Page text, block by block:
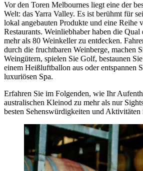
Vor den Toren Melbournes liegt eine der
Welt: das Yarra Valley. Es ist berühmt für
lokal angebauten Produkte und eine Reihe
Restaurants. Weinliebhaber haben die
mehr als 80 Weinkeller zu entdecken.
durch die fruchtbaren Weinberge, machen
Weingütern, spielen Sie Golf, bestaunen
einem Heißluftballon aus oder entspannen
luxuriösen Spa.
Erfahren Sie im Folgenden, wie Ihr
australischen Kleinod zu mehr als nur
besten Sehenswürdigkeiten und